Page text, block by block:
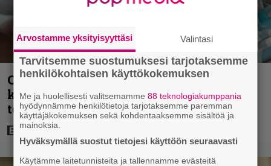
Clint Eastwood näytti Kevin Costnerille
kaapin paikan hyvin yksinkertaisella
toimenpiteellä
Arvostamme yksityisyyttäsi Valintasi
Tarvitsemme suostumuksesi tarjotaksemme
henkilökohtaisen käyttökokemuksen
Me ja huolellisesti valitsemamme88 teknologiakumppania
hyödynnämme henkilötietoja tarjotaksemme paremman
käyttäjäkokemuksen sekä kohdentaaksemme sisältöä ja
mainoksia.
Hyväksymällä suostut tietojesi käyttöön seuraavasti
Käytämme laitetunnisteita ja tallennamme evästeitä